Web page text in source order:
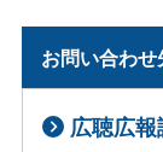
お問い合わせ
広聴広報